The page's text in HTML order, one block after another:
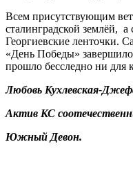
Всем присутствующим
сталинградской землёй, а
Георгиевские ленточки.
«День Победы»
прошло бесследно ни для
Любовь Кухлевская-
Актив КС
Южный Девон.